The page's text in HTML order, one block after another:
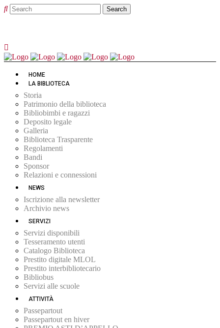
HOME
LA BIBLIOTECA
Storia
Patrimonio della biblioteca
Bibliobimbi e ragazzi
Deposito legale
Galleria
Biblioteca Trasparente
Regolamenti
Bandi
Sponsor
Relazioni e connessioni
NEWS
Iscrizione alla newsletter
Archivio news
SERVIZI
Servizi disponibili
Tesseramento utenti
Catalogo Biblioteca
Prestito digitale MLOL
Prestito interbibliotecario
Bibliobus
Servizi alle scuole
ATTIVITÀ
Passepartout
Passepartout en hiver